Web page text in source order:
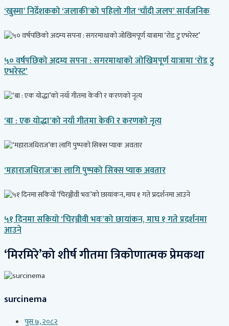
‘खुस्मा’ निर्देशकको ‘जलाकी’को पहिलो गीत ‘चाँदी जलप’ सार्वजनिक
५० वर्षपछिको अदम्य सपना : सगरमाथाको जोखिमपूर्ण यात्रामा ‘रोड टु
एभरेस्ट’
‘बा : एक योद्धा’को नयाँ गीतमा केकी र करणको नृत्य
‘महाराजधिराज’का लागि पुष्पको सिक्स प्याक अवतार
५१ दिनमा सकियो ‘चिरञ्जीवी भवः’को छायांकन, माघ १ गते प्रदर्शनमा
आउने
‘मिरमिरे’को शीर्ष गीतमा त्रिकोणात्मक प्रेमकथा
surcinema
पुस ७, २०८२